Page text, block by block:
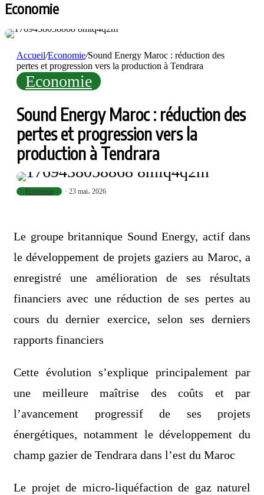
Economie
Accueil/Economie/Sound Energy Maroc : réduction des
pertes et progression vers la production à Tendrara
Economie
Sound Energy Maroc : réduction des
pertes et progression vers la
production à Tendrara
Economie 23 mai، 2026
Le groupe britannique Sound Energy, actif dans
le développement de projets gaziers au Maroc, a
enregistré une amélioration de ses résultats
financiers avec une réduction de ses pertes au
cours du dernier exercice, selon ses derniers
rapports financiers
Cette évolution s’explique principalement par
une meilleure maîtrise des coûts et par
l’avancement progressif de ses projets
énergétiques, notamment le développement du
champ gazier de Tendrara dans l’est du Maroc
Le projet de micro-liquéfaction de gaz naturel